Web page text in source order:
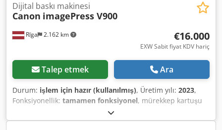
Rīga 2.162 km
Dijital baskı makinesi
Canon imagePress V900
€16.000
EXW Sabit fiyat KDV hariç
Talep etmek Ara
Durum: işlem için hazır (kullanılmış), Üretim yılı: 2023,
Fonksiyonellik: tamamen fonksiyonel, mürekkep kartuşu
, baskı kafası sayısı:
kağıt ağırlığı:350 g/m², kağıt genişliği (maks.):330 mm,